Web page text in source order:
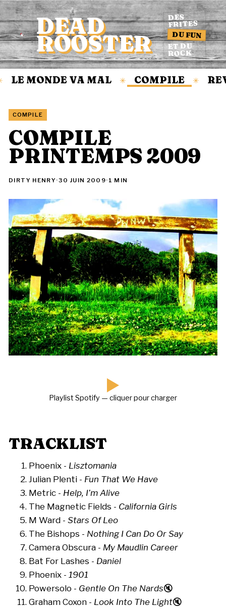
Accueil
DEAD
ROOSTER
DES
FRITES
DU FUN
ET DU
ROCK
LE MONDE VA MAL ✳ COMPILE ✳
COMPILE
COMPILE
PRINTEMPS 2009
DIRTY HENRY·30 JUIN 2009· 1 MIN
Playlist Spotify — cliquer pour charger
TRACKLIST
Phoenix - Lisztomania
Julian Plenti - Fun That We Have
Metric - Help, I’m Alive
The Magnetic Fields - California Girls
M Ward - Stars Of Leo
The Bishops - Nothing I Can Do Or Say
Camera Obscura - My Maudlin Career
Bat For Lashes - Daniel
Phoenix - 1901
Powersolo - Gentle On The Nards🔇
Graham Coxon - Look Into The Light🔇